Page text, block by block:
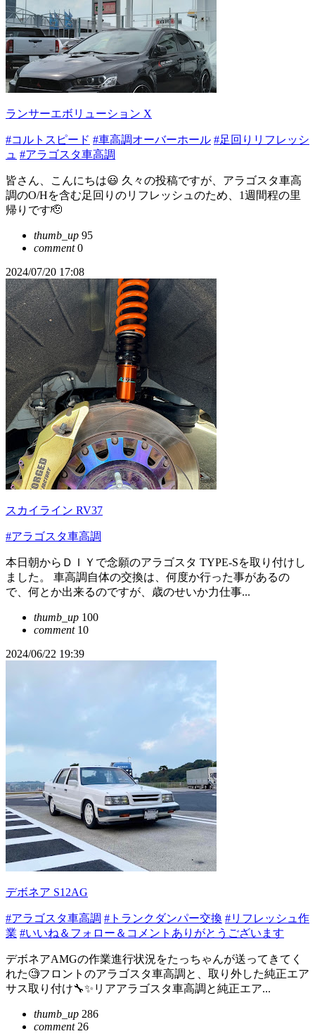
ランサーエボリューション X
#コルトスピード #車高調オーバーホール #足回りリフレッシ
ュ #アラゴスタ車高調
皆さん、こんにちは😃 久々の投稿ですが、アラゴスタ車高
調のO/Hを含む足回りのリフレッシュのため、1週間程の里
帰りです🫡
thumb_up 95
comment0
2024/07/20 17:08
スカイライン RV37
#アラゴスタ車高調
本日朝からＤＩＹで念願のアラゴスタ TYPE-Sを取り付けし
ました。 車高調自体の交換は、何度か行った事があるの
で、何とか出来るのですが、歳のせいか力仕事...
thumb_up 100
comment10
2024/06/22 19:39
デボネア S12AG
#アラゴスタ車高調 #トランクダンパー交換 #リフレッシュ作
業 #いいね＆フォロー＆コメントありがとうございます
デボネアAMGの作業進行状況をたっちゃんが送ってきてく
れた🧐フロントのアラゴスタ車高調と、取り外した純正エア
サス取り付け🔧✨リアアラゴスタ車高調と純正エア...
thumb_up 286
comment26